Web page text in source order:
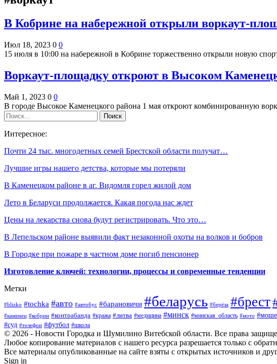
В Кобрине на набережной открыли воркаут-
Июл 18, 2023 0 0
15 июля в 10:00 на набережной в Кобрине торжественно открыли новую
Воркаут-площадку откроют в Высоком
Май 1, 2023 0 0
В городе Высокое Каменецкого района 1 мая откроют комбинированную
Интересное:
Почти 24 тыс. многодетных семей Брестской области получат…
Лучшие игры нашего детства, которые мы потеряли
В Каменецком районе в аг. Видомля горел жилой дом
Лето в Беларуси продолжается. Какая погода нас ждет
Цены на лекарства снова будут регистрировать. Что это…
В Лепельском районе выявили факт незаконной охоты на волков и бобров
В Городке при пожаре в частном доме погиб пенсионер
Изготовление ключей: технологии, процессы и современные тенденции
Метки
#blizko #tochka #авто #автобус #барановичи #беларусь #берёза #брест
#каменец #кобрин #контрабанда #кража #литва #медицина #минск #минская_область #мото
#суд #телефон #футбол #школа
© 2026 - Новости Городка и Шумилино Витебской области. Все права
Любое копирование материалов с нашего ресурса разрешается только с
Все материалы опубликованные на сайте взяты с открытых источников и
Sign in